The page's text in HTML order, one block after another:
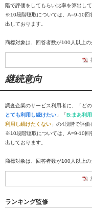
階で評価をしてもらい比率を算出して
※10段階聴取については、A=9-10回
出しております。
商標対象は、回答者数が100人以上の
継続意向
調査企業のサービス利用者に、「ど
とても利用し続けたい 」「B:まあ利
利用し続けたくない 」の4段階で評価
※10段階聴取については、A=9-10回
出しております。
商標対象は、回答者数が100人以上の
ランキング監修